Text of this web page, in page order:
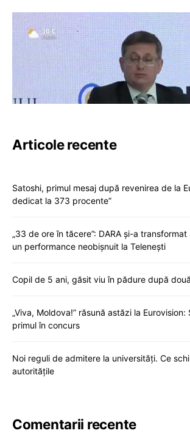
Articole recente
Satoshi, primul mesaj după revenirea de la
dedicat la 373 procente”
„33 de ore în tăcere”: DARA și-a
un performance neobișnuit la Telenești
Copil de 5 ani, găsit viu în pădure după
„Viva, Moldova!” răsună astăzi la Eurovision:
primul în concurs
Noi reguli de admitere la universități. Ce
autoritățile
Comentarii recente